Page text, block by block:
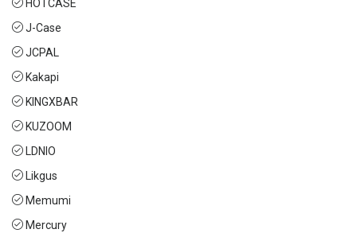
HOTCASE
J-Case
JCPAL
Kakapi
KINGXBAR
KUZOOM
LDNIO
Likgus
Memumi
Mercury